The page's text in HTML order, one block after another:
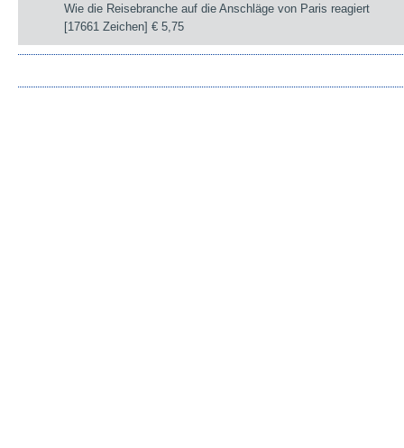
Wie die Reisebranche auf die Anschläge von Paris reagiert
[17661 Zeichen]€ 5,75